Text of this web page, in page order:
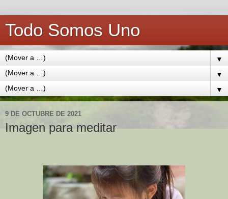
Todo Somos Uno
▼
▼
▼
9 DE OCTUBRE DE 2021
Imagen para meditar